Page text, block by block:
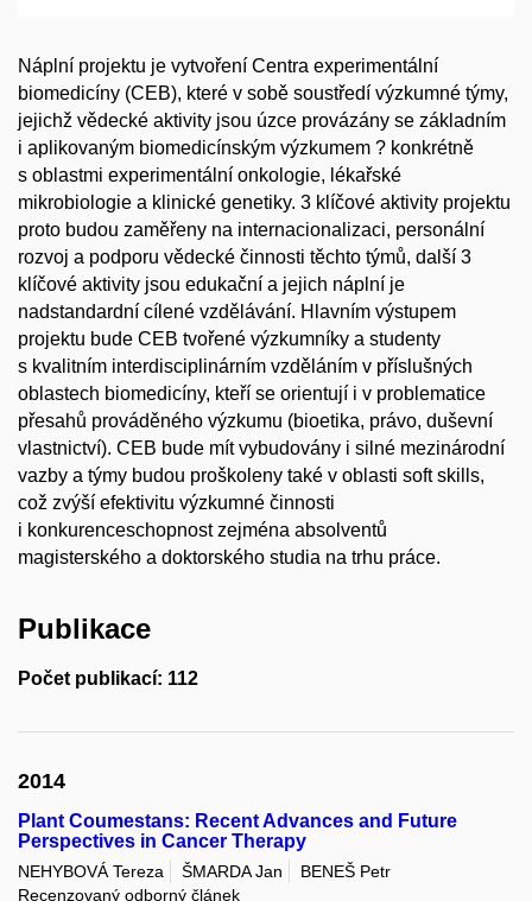
Náplní projektu je vytvoření Centra experimentální
biomedicíny (CEB), které v sobě soustředí výzkumné týmy,
jejichž vědecké aktivity jsou úzce provázány se základním
i aplikovaným biomedicínským výzkumem ? konkrétně
s oblastmi experimentální onkologie, lékařské
mikrobiologie a klinické genetiky. 3 klíčové aktivity projektu
proto budou zaměřeny na internacionalizaci, personální
rozvoj a podporu vědecké činnosti těchto týmů, další 3
klíčové aktivity jsou edukační a jejich náplní je
nadstandardní cílené vzdělávání. Hlavním výstupem
projektu bude CEB tvořené výzkumníky a studenty
s kvalitním interdisciplinárním vzděláním v příslušných
oblastech biomedicíny, kteří se orientují i v problematice
přesahů prováděného výzkumu (bioetika, právo, duševní
vlastnictví). CEB bude mít vybudovány i silné mezinárodní
vazby a týmy budou proškoleny také v oblasti soft skills,
což zvýší efektivitu výzkumné činnosti
i konkurenceschopnost zejména absolventů
magisterského a doktorského studia na trhu práce.
Publikace
Počet publikací: 112
2014
Plant Coumestans: Recent Advances and Future
Perspectives in Cancer Therapy
NEHYBOVÁ Tereza ŠMARDA Jan
BENEŠ Petr
Recenzovaný odborný článek